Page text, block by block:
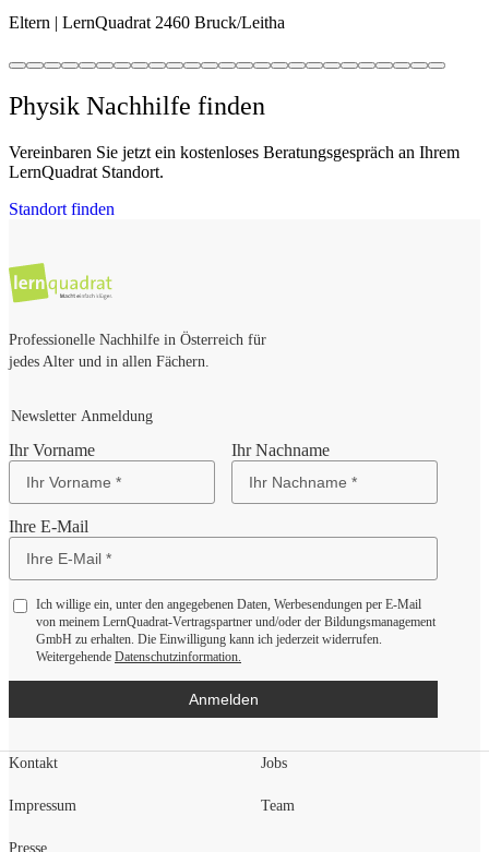
Eltern | LernQuadrat 2460 Bruck/Leitha
Physik Nachhilfe finden
Vereinbaren Sie jetzt ein kostenloses Beratungsgespräch an Ihrem
LernQuadrat Standort.
Standort finden
Professionelle Nachhilfe in Österreich für
jedes Alter und in allen Fächern.
Newsletter Anmeldung
Ihr Vorname Ihr Nachname
Ihre E-Mail
Ich willige ein, unter den angegebenen Daten, Werbesendungen per E-Mail
von meinem LernQuadrat-Vertragspartner und/oder der Bildungsmanagement
GmbH zu erhalten. Die Einwilligung kann ich jederzeit widerrufen.
Weitergehende Datenschutzinformation.
Anmelden
Kontakt
Impressum
Presse
Jobs
Team